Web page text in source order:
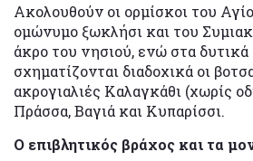
Ακολουθούν οι ορμίσκοι του
ομώνυμο ξωκλήσι και του
άκρο του νησιού, ενώ στα δυτικά
σχηματίζονται διαδοχικά οι
ακρογιαλιές Καλαγκάθι (χωρίς
Πράσσα, Βαγιά και Κυπαρίσσι.
Ο επιβλητικός βράχος και τα